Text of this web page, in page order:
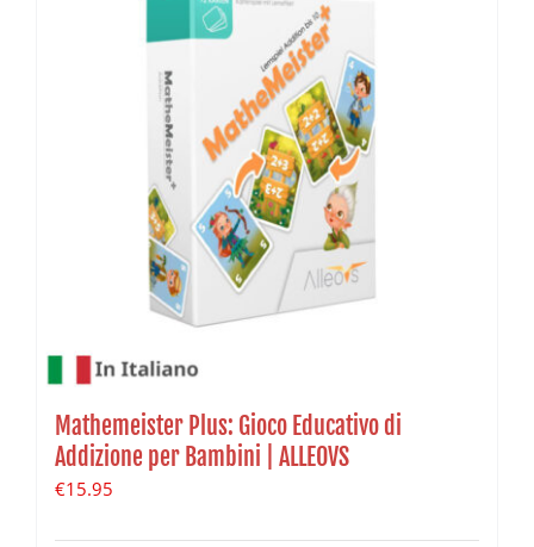
Mathemeister Plus: Gioco Educativo di
Addizione per Bambini | ALLEOVS
€15.95